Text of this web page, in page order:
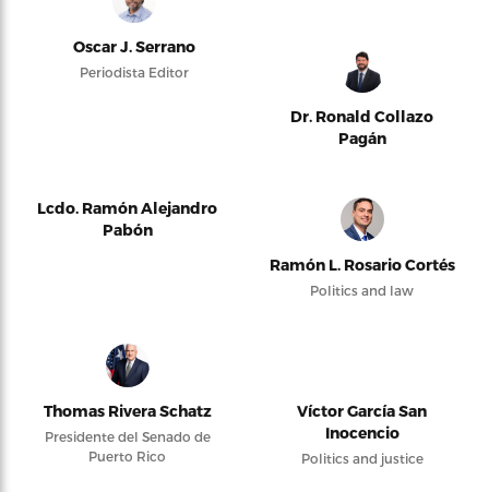
Oscar J. Serrano
Periodista Editor
Dr. Ronald Collazo
Pagán
Lcdo. Ramón Alejandro
Pabón
Ramón L. Rosario Cortés
Politics and law
Thomas Rivera Schatz
Presidente del Senado de
Puerto Rico
Víctor García San
Inocencio
Politics and justice